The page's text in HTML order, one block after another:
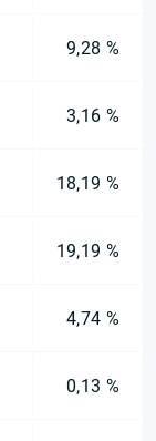
9,28 %
3,16 %
18,19 %
19,19 %
4,74 %
0,13 %